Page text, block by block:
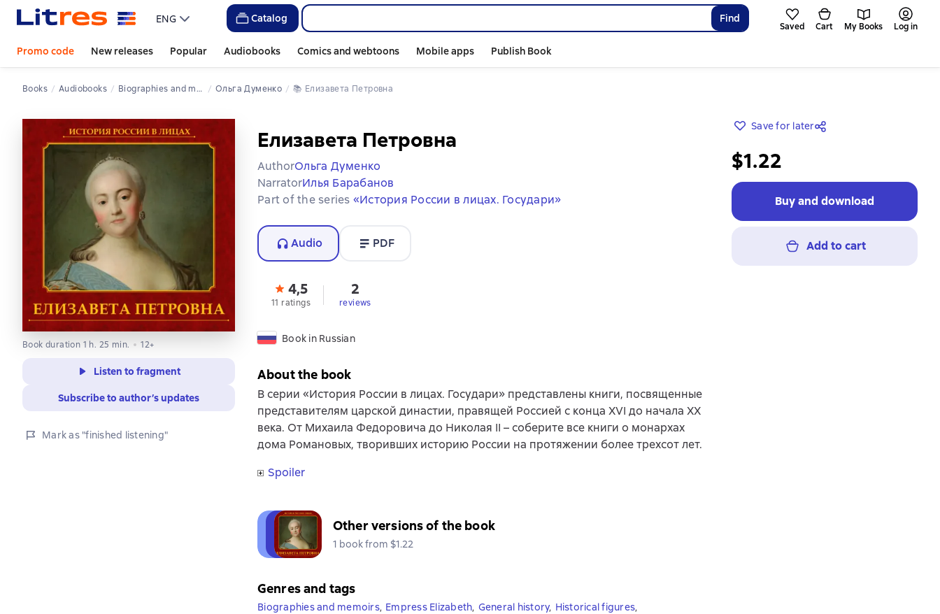
ENG Catalog Find
Saved Cart My Books Log in
Promo code New releases Popular Audiobooks Comics and webtoons Mobile apps Publish Book
Books Audiobooks Biographies and memoirs Ольга Думенко 📚 Елизавета Петровна
Book duration 1 h. 25 min. 12+
Listen to fragment
Subscribe to author’s updates
Mark as "finished listening"
Елизавета Петровна
AuthorОльга Думенко
NarratorИлья Барабанов
Part of the series «История России в лицах. Государи»
Audio PDF
4,5
11 ratings
2
reviews
Book in Russian
Save for later
$1.22
Buy and download
Add to cart
About the book
В серии «История России в лицах. Государи» представлены книги, посвященные
представителям царской династии, правящей Россией с конца XVI до начала XX
века. От Михаила Федоровича до Николая II – соберите все книги о монархах
дома Романовых, творивших историю России на протяжении более трехсот лет.
Spoiler
Other versions of the book
1 book from $1.22
Genres and tags
Biographies and memoirs, Empress Elizabeth, General history, Historical figures,